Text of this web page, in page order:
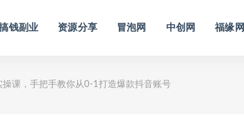
钱副业 资源分享 冒泡网 中创网 福缘网
操课，手把手教你从0-1打造爆款抖音账号